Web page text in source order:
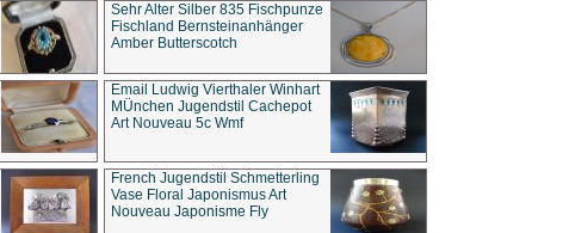
Sehr Alter Silber 835 Fischpunze
Fischland Bernsteinanhänger
Amber Butterscotch
Email Ludwig Vierthaler Winhart
MÜnchen Jugendstil Cachepot
Art Nouveau 5c Wmf
French Jugendstil Schmetterling
Vase Floral Japonismus Art
Nouveau Japonisme Fly